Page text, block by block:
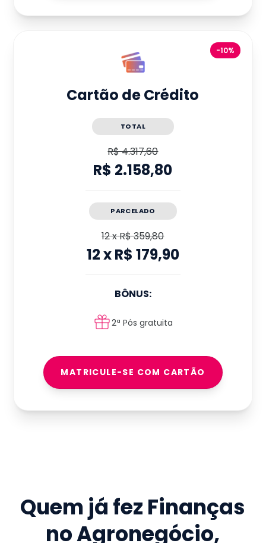
-10%
Cartão de Crédito
TOTAL
R$ 4.317,60
R$ 2.158,80
PARCELADO
12xR$ 359,80
12xR$ 179,90
BÔNUS:
2ª Pós gratuita
MATRICULE-SE COM CARTÃO
Quem já fez Finanças
no Agronegócio,